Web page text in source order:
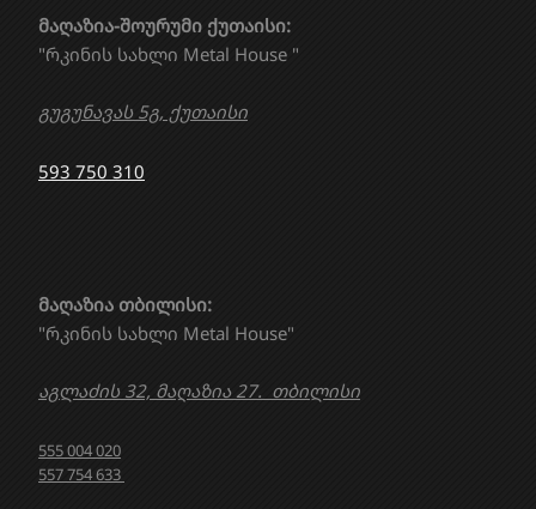
მაღაზია თბილისი:
"რკინის სახლი Metal House"
აგლაძის 32, მაღაზია 27. თბილისი
555 004 020
557 754 633
მაღაზია-შოურუმი ქუთაისი:
"რკინის სახლი Metal House "
გუგუნავას 5გ, ქუთაისი
593 750 310